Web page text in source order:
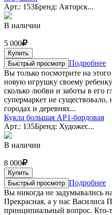
Арт.: 153Бренд: Авторск...
В наличии
5 000
Купить
Быстрый просмотр Подробнее
Вы только посмотрите на
новую игрушку своему
сколько любви и заботы в его
супермаркет не существовало,
городах и деревнях...
Кукла большая АР1-бордовая
Арт.: 135Бренд: Художес...
В наличии
8 000
Купить
Быстрый просмотр Подробнее
Вы никогда не задумывались
Прекрасная, а у нас Василиса
принципиальный вопрос.